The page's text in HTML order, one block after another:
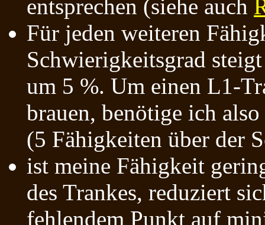
entsprechen (siehe auch
Für jeden weiteren
Schwierigkeitsgrad
um 5 %. Um einen L1-
brauen, benötige ich
(5 Fähigkeiten über der
ist meine Fähigkeit
des Trankes, reduziert
fehlendem Punkt auf